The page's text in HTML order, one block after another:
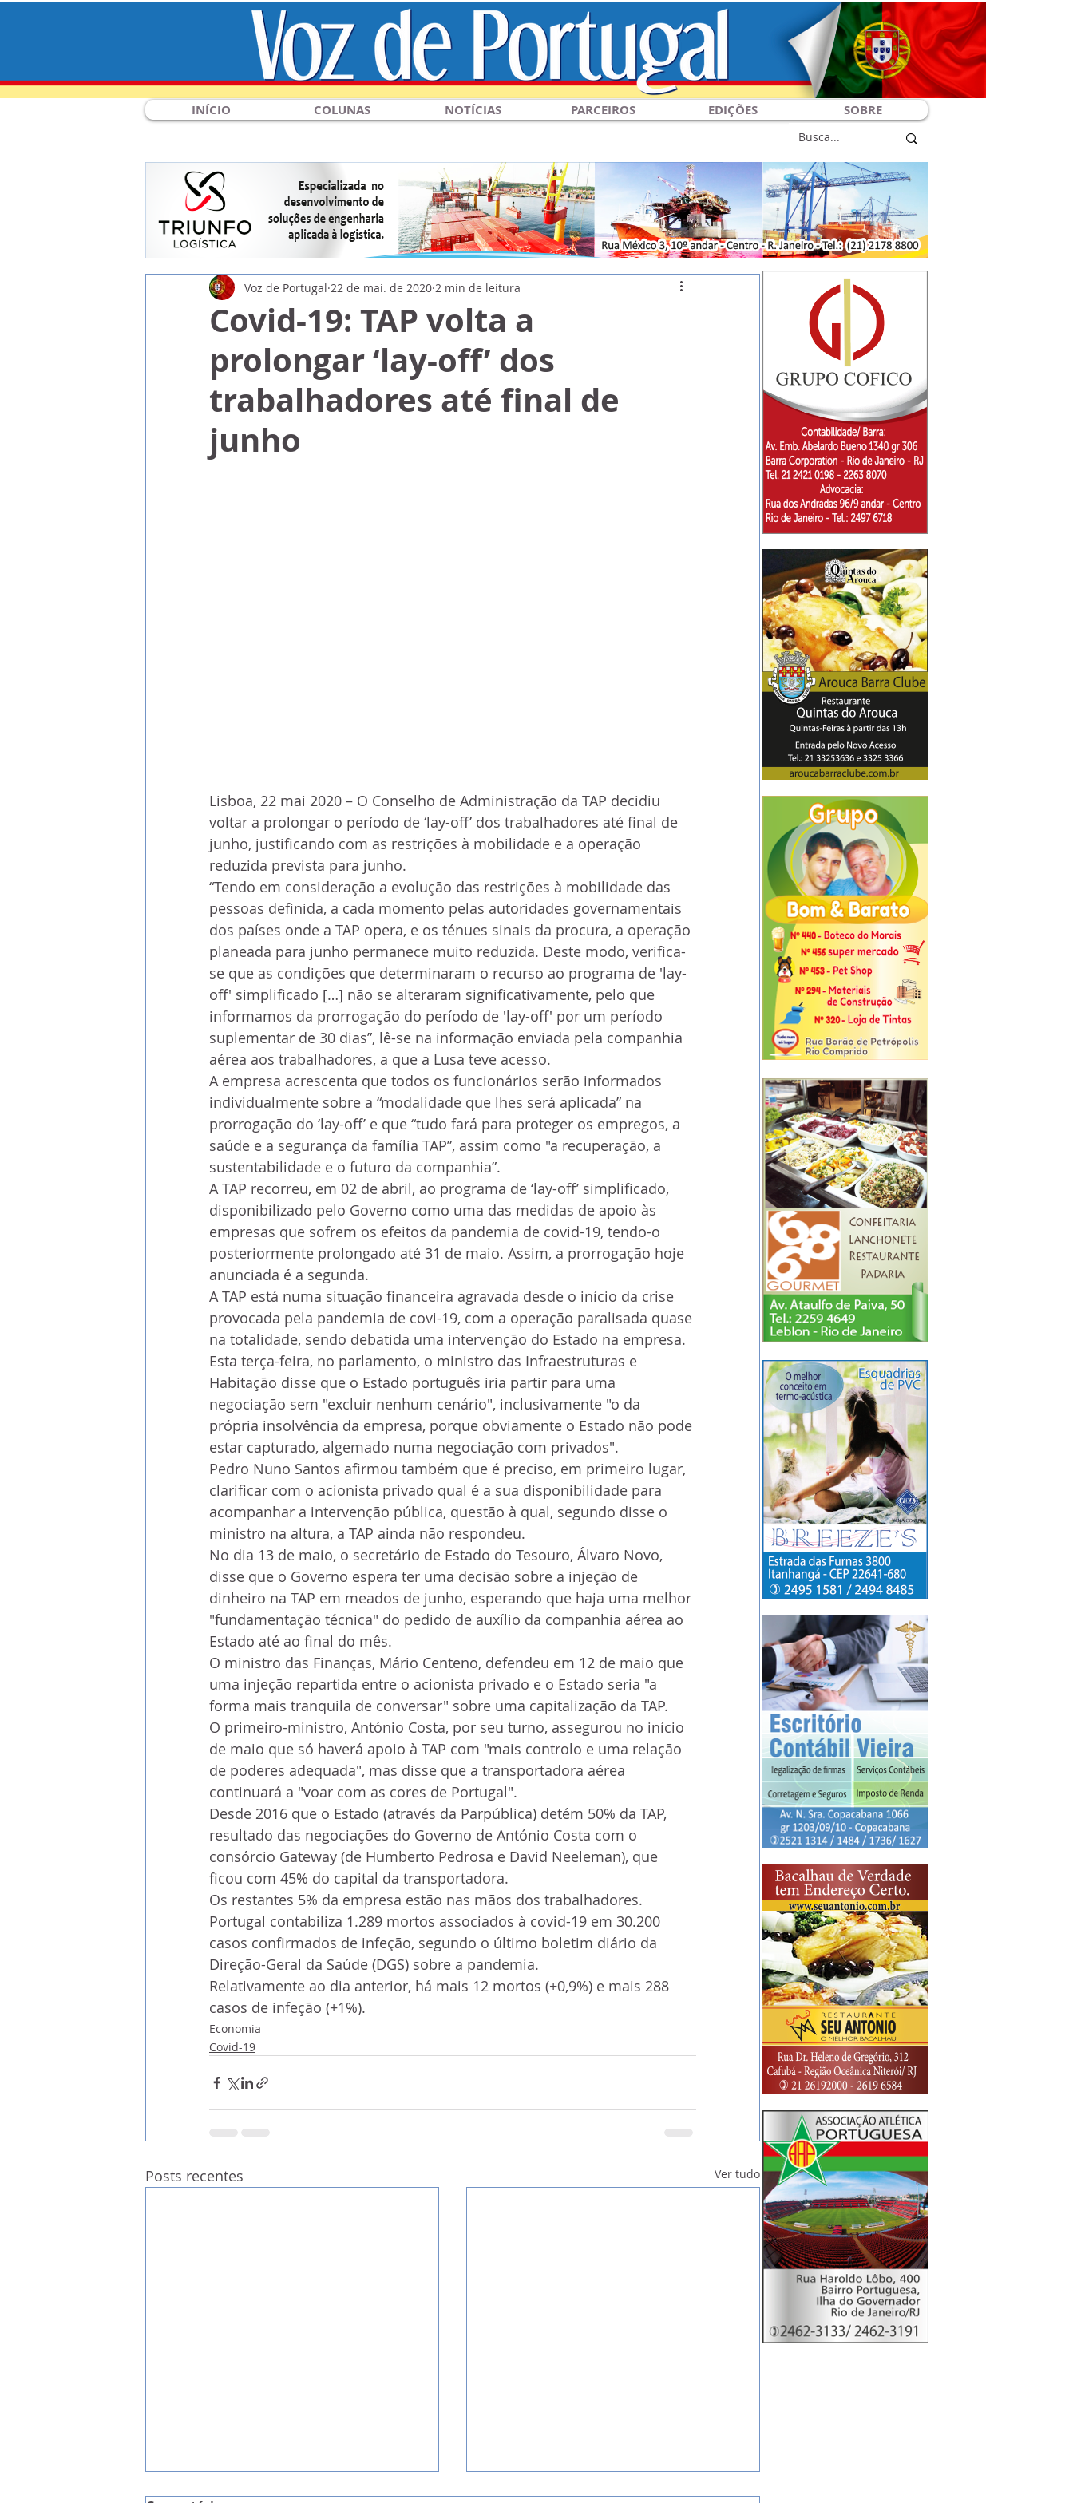
INÍCIO COLUNAS NOTÍCIAS PARCEIROS EDIÇÕES SOBRE
Covid-19: TAP volta a
prolongar ‘lay-off’ dos
trabalhadores até final de
junho
Voz de Portugal 22 de mai. de 2020 2 min de leitura
Lisboa, 22 mai 2020 – O Conselho de Administração da TAP decidiu
voltar a prolongar o período de ‘lay-off’ dos trabalhadores até final de
junho, justificando com as restrições à mobilidade e a operação
reduzida prevista para junho.
“Tendo em consideração a evolução das restrições à mobilidade das
pessoas definida, a cada momento pelas autoridades governamentais
dos países onde a TAP opera, e os ténues sinais da procura, a operação
planeada para junho permanece muito reduzida. Deste modo, verifica-
se que as condições que determinaram o recurso ao programa de 'lay-
off' simplificado […] não se alteraram significativamente, pelo que
informamos da prorrogação do período de 'lay-off' por um período
suplementar de 30 dias”, lê-se na informação enviada pela companhia
aérea aos trabalhadores, a que a Lusa teve acesso.
A empresa acrescenta que todos os funcionários serão informados
individualmente sobre a “modalidade que lhes será aplicada” na
prorrogação do ‘lay-off’ e que “tudo fará para proteger os empregos, a
saúde e a segurança da família TAP”, assim como "a recuperação, a
sustentabilidade e o futuro da companhia”.
A TAP recorreu, em 02 de abril, ao programa de ‘lay-off’ simplificado,
disponibilizado pelo Governo como uma das medidas de apoio às
empresas que sofrem os efeitos da pandemia de covid-19, tendo-o
posteriormente prolongado até 31 de maio. Assim, a prorrogação hoje
anunciada é a segunda.
A TAP está numa situação financeira agravada desde o início da crise
provocada pela pandemia de covi-19, com a operação paralisada quase
na totalidade, sendo debatida uma intervenção do Estado na empresa.
Esta terça-feira, no parlamento, o ministro das Infraestruturas e
Habitação disse que o Estado português iria partir para uma
negociação sem "excluir nenhum cenário", inclusivamente "o da
própria insolvência da empresa, porque obviamente o Estado não pode
estar capturado, algemado numa negociação com privados".
Pedro Nuno Santos afirmou também que é preciso, em primeiro lugar,
clarificar com o acionista privado qual é a sua disponibilidade para
acompanhar a intervenção pública, questão à qual, segundo disse o
ministro na altura, a TAP ainda não respondeu.
No dia 13 de maio, o secretário de Estado do Tesouro, Álvaro Novo,
disse que o Governo espera ter uma decisão sobre a injeção de
dinheiro na TAP em meados de junho, esperando que haja uma melhor
"fundamentação técnica" do pedido de auxílio da companhia aérea ao
Estado até ao final do mês.
O ministro das Finanças, Mário Centeno, defendeu em 12 de maio que
uma injeção repartida entre o acionista privado e o Estado seria "a
forma mais tranquila de conversar" sobre uma capitalização da TAP.
O primeiro-ministro, António Costa, por seu turno, assegurou no início
de maio que só haverá apoio à TAP com "mais controlo e uma relação
de poderes adequada", mas disse que a transportadora aérea
continuará a "voar com as cores de Portugal".
Desde 2016 que o Estado (através da Parpública) detém 50% da TAP,
resultado das negociações do Governo de António Costa com o
consórcio Gateway (de Humberto Pedrosa e David Neeleman), que
ficou com 45% do capital da transportadora.
Os restantes 5% da empresa estão nas mãos dos trabalhadores.
Portugal contabiliza 1.289 mortos associados à covid-19 em 30.200
casos confirmados de infeção, segundo o último boletim diário da
Direção-Geral da Saúde (DGS) sobre a pandemia.
Relativamente ao dia anterior, há mais 12 mortos (+0,9%) e mais 288
casos de infeção (+1%).
Economia
Covid-19
Posts recentes Ver tudo